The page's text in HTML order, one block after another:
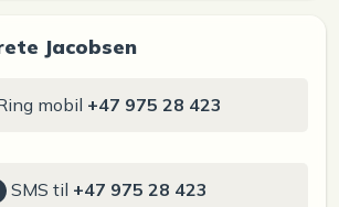
Jacobsen
mobil +47 975 28 423
SMS til +47 975 28 423